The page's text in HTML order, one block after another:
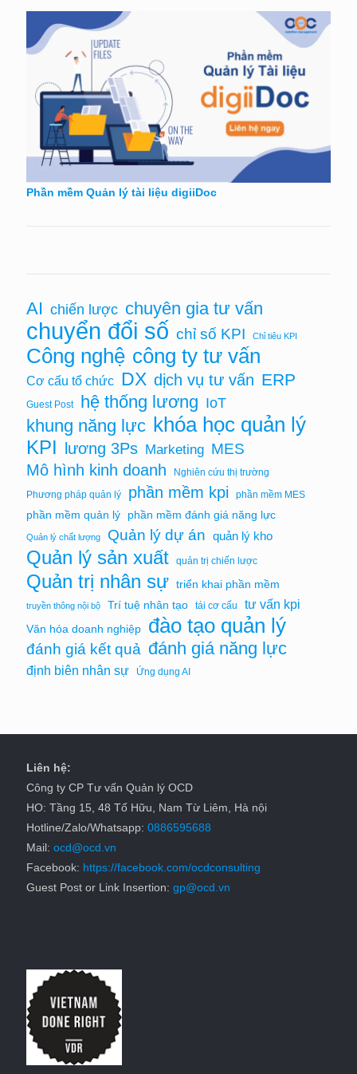
Phần mềm Quản lý tài liệu digiiDoc
AI chiến lược chuyên gia tư vấn
chuyển đổi số chỉ số KPI Chỉ tiêu KPI
Công nghệ công ty tư vấn
Cơ cấu tổ chức DX dịch vụ tư vấn ERP
Guest Post hệ thống lương IoT
khung năng lực khóa học quản lý
KPI lương 3Ps Marketing MES
Mô hình kinh doanh
Nghiên cứu thị trường
Phương pháp quản lý
phần mềm kpi phần mềm MES
phần mềm quản lý phần mềm đánh giá năng lực
Quản lý chất lượng Quản lý dự án quản lý kho
Quản lý sản xuất quản trị chiến lược
Quản trị nhân sự triển khai phần mềm
truyền thông nội bộ Trí tuệ nhân tạo tái cơ cấu tư vấn kpi
Văn hóa doanh nghiệp đào tạo quản lý
đánh giá kết quả đánh giá năng lực
định biên nhân sự Ứng dụng AI
Liên hệ:
Công ty CP Tư vấn Quản lý OCD
HO: Tầng 15, 48 Tố Hữu, Nam Từ Liêm, Hà nội
Hotline/Zalo/Whatsapp: 0886595688
Mail: ocd@ocd.vn
Facebook: https://facebook.com/ocdconsulting
Guest Post or Link Insertion: gp@ocd.vn